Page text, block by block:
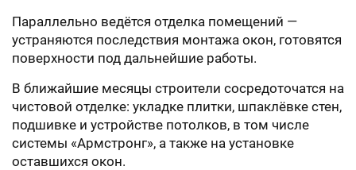
Параллельно ведётся отделка помещений —
устраняются последствия монтажа окон, готовятся
поверхности под дальнейшие работы.
В ближайшие месяцы строители сосредоточатся на
чистовой отделке: укладке плитки, шпаклёвке стен,
подшивке и устройстве потолков, в том числе
системы «Армстронг», а также на установке
оставшихся окон.